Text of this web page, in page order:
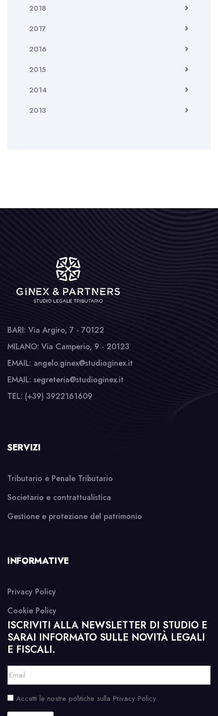
2018
2017
2016
2015
2014
2013
BARI: Via Argiro, 7 - 70122
MILANO: Via Camperio, 9 - 20123
EMAIL: angelo.ginex@studioginex.it
EMAIL: segreteria@studioginex.it
TEL: (+39) 3922161609
SERVIZI
Tributario e Penale Tributario
Societario e contrattualistica
Gestione e protezione del patrimonio
INFORMATIVE
Privacy Policy
Cookie Policy
ISCRIVITI ALLA NEWSLETTER DI STUDIO E
SARAI INFORMATO SULLE NOVITÀ LEGALI
E FISCALI.
Accetti le nostre politiche sulla Privacy Policy